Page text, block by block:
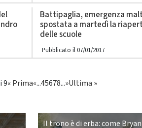
Battipaglia, emergenza
spostata a martedì la
delle scuole
Pubblicato il 07/01/2017
9« Prima«...45678...»Ultima »
Il trono è di erba: come